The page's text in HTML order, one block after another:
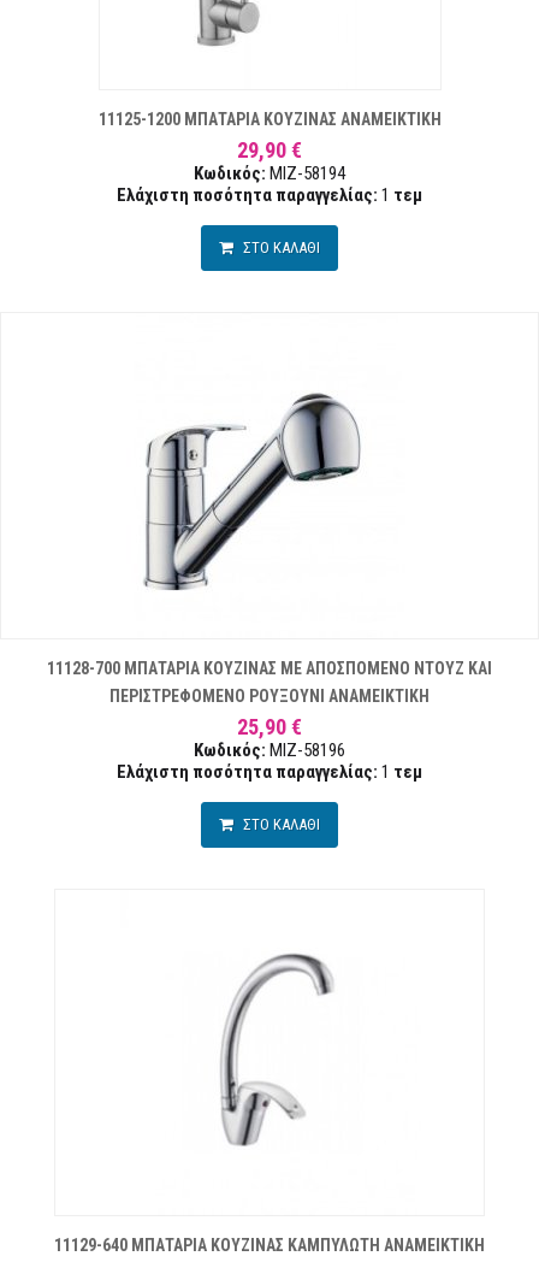
11125-1200 ΜΠΑΤΑΡΙΑ ΚΟΥΖΙΝΑΣ ΑΝΑΜΕΙΚΤΙΚΗ
29,90 €
Κωδικός: MIZ-58194
Ελάχιστη ποσότητα παραγγελίας: 1 τεμ
ΣΤΟ ΚΑΛΑΘΙ
11128-700 ΜΠΑΤΑΡΙΑ ΚΟΥΖΙΝΑΣ ΜΕ ΑΠΟΣΠΟΜΕΝΟ ΝΤΟΥΖ ΚΑΙ
ΠΕΡΙΣΤΡΕΦΟΜΕΝΟ ΡΟΥΞΟΥΝΙ ΑΝΑΜΕΙΚΤΙΚΗ
25,90 €
Κωδικός: MIZ-58196
Ελάχιστη ποσότητα παραγγελίας: 1 τεμ
ΣΤΟ ΚΑΛΑΘΙ
11129-640 ΜΠΑΤΑΡΙΑ ΚΟΥΖΙΝΑΣ ΚΑΜΠΥΛΩΤΗ ΑΝΑΜΕΙΚΤΙΚΗ